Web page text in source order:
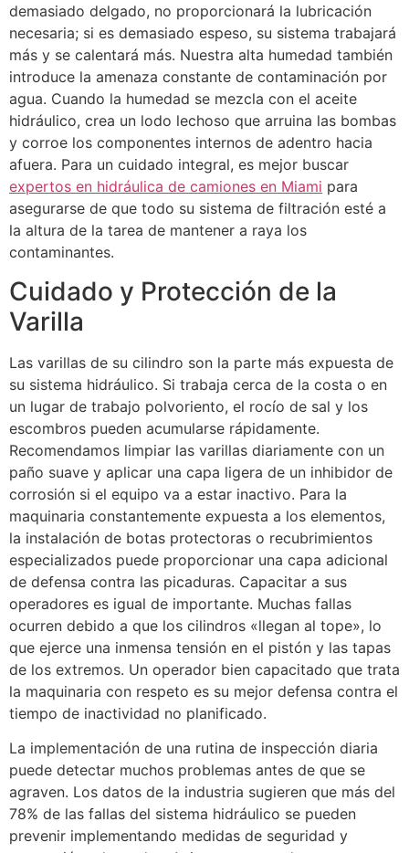
demasiado delgado, no proporcionará la lubricación
necesaria; si es demasiado espeso, su sistema trabajará
más y se calentará más. Nuestra alta humedad también
introduce la amenaza constante de contaminación por
agua. Cuando la humedad se mezcla con el aceite
hidráulico, crea un lodo lechoso que arruina las bombas
y corroe los componentes internos de adentro hacia
afuera. Para un cuidado integral, es mejor buscar
expertos en hidráulica de camiones en Miami para
asegurarse de que todo su sistema de filtración esté a
la altura de la tarea de mantener a raya los
contaminantes.
Cuidado y Protección de la
Varilla
Las varillas de su cilindro son la parte más expuesta de
su sistema hidráulico. Si trabaja cerca de la costa o en
un lugar de trabajo polvoriento, el rocío de sal y los
escombros pueden acumularse rápidamente.
Recomendamos limpiar las varillas diariamente con un
paño suave y aplicar una capa ligera de un inhibidor de
corrosión si el equipo va a estar inactivo. Para la
maquinaria constantemente expuesta a los elementos,
la instalación de botas protectoras o recubrimientos
especializados puede proporcionar una capa adicional
de defensa contra las picaduras. Capacitar a sus
operadores es igual de importante. Muchas fallas
ocurren debido a que los cilindros «llegan al tope», lo
que ejerce una inmensa tensión en el pistón y las tapas
de los extremos. Un operador bien capacitado que trata
la maquinaria con respeto es su mejor defensa contra el
tiempo de inactividad no planificado.
La implementación de una rutina de inspección diaria
puede detectar muchos problemas antes de que se
agraven. Los datos de la industria sugieren que más del
78% de las fallas del sistema hidráulico se pueden
prevenir implementando medidas de seguridad y